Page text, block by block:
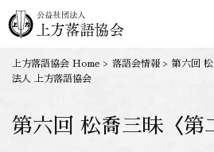
上方落語協会 Home > 落語会情報 > 第六回
法人 上方落語協会
第六回 松喬三昧〈第